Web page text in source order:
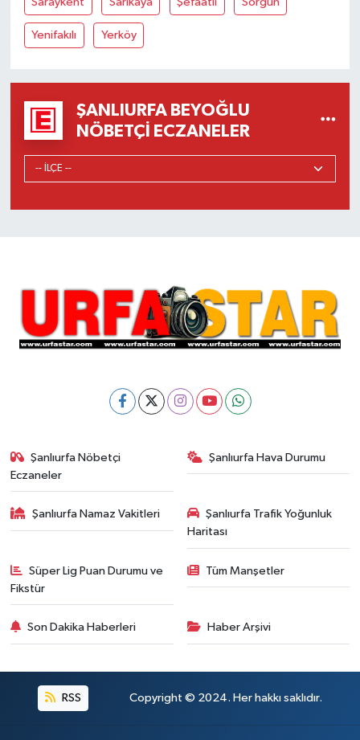
Yenifakılı Yerköy
ŞANLIURFA BEYOĞLU
NÖBETÇI ECZANELER
Şanlıurfa Nöbetçi
Eczaneler
Şanlıurfa Hava Durumu
Şanlıurfa Namaz Vakitleri
Şanlıurfa Trafik Yoğunluk
Haritası
Süper Lig Puan Durumu ve
Fikstür
Tüm Manşetler
Son Dakika Haberleri Haber Arşivi
RSS Copyright © 2024. Her hakkı saklıdır.